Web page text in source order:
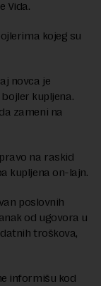
Vida.
kojeg su
novca je
kupljena.
zameni na
na raskid
kupljena on-lajn.
poslovnih
od ugovora u
troškova,
informišu kod